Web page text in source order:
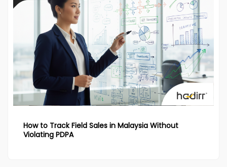
How to Track Field Sales in Malaysia Without
Violating PDPA